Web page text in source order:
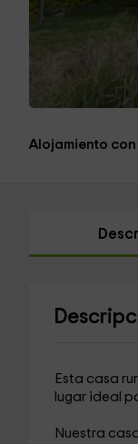
Alojamiento
Esta casa
lugar ideal
Nuestra